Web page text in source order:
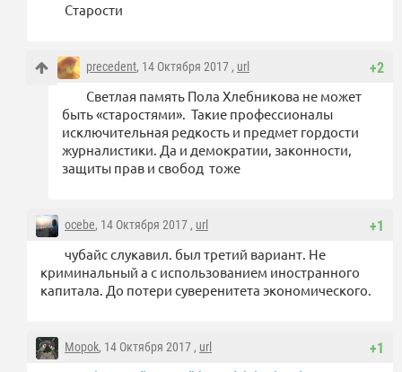
Старости
+2
precedent, 14 Октября 2017 , url
Светлая память Пола Хлебникова не может
быть «старостями». Такие профессионалы
исключительная редкость и предмет гордости
журналистики. Да и демократии, законности,
защиты прав и свобод тоже
+1
ocebe, 14 Октября 2017 , url
чубайс слукавил. был третий вариант. Не
криминальный а с использованием иностранного
капитала. До потери суверенитета экономического.
+1
Mopok, 14 Октября 2017 , url